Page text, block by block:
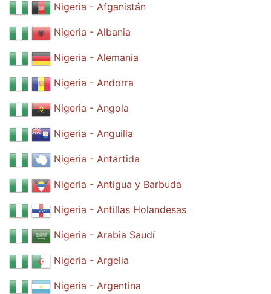
Nigeria - Afganistán
Nigeria - Albania
Nigeria - Alemania
Nigeria - Andorra
Nigeria - Angola
Nigeria - Anguilla
Nigeria - Antártida
Nigeria - Antigua y Barbuda
Nigeria - Antillas Holandesas
Nigeria - Arabia Saudí
Nigeria - Argelia
Nigeria - Argentina